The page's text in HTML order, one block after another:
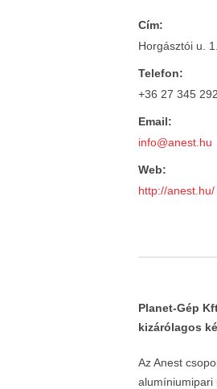
Cím:
Horgásztói u.
Telefon:
+36 27 345 292
Email:
info@anest.hu
Web:
http://anest.hu/
Planet-Gép
kizárólagos
Az Anest
alumíniumipari